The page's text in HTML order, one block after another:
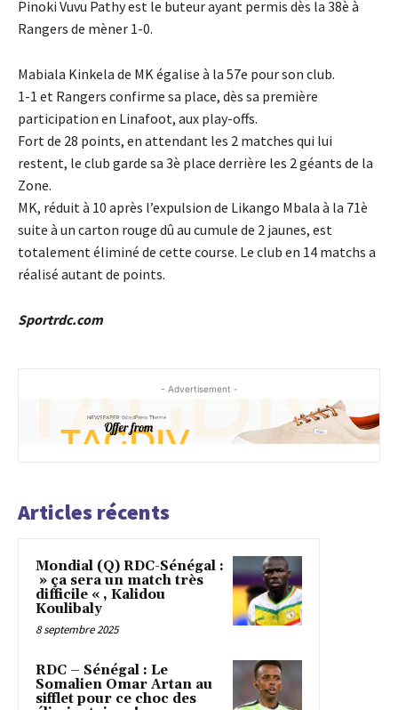
Pinoki Vuvu Pathy est le buteur ayant permis dès la 38è à
Rangers de mèner 1-0.
Mabiala Kinkela de MK égalise à la 57e pour son club.
1-1 et Rangers confirme sa place, dès sa première
participation en Linafoot, aux play-offs.
Fort de 28 points, en attendant les 2 matches qui lui
restent, le club garde sa 3è place derrière les 2 géants de la
Zone.
MK, réduit à 10 après l’expulsion de Likango Mbala à la 71è
suite à un carton rouge dû au cumule de 2 jaunes, est
totalement éliminé de cette course. Le club en 14 matchs a
réalisé autant de points.
Sportrdc.com
- Advertisement -
Articles récents
Mondial (Q) RDC-Sénégal :
» ça sera un match très
difficile « , Kalidou
Koulibaly
8 septembre 2025
RDC – Sénégal : Le
Somalien Omar Artan au
sifflet pour ce choc des